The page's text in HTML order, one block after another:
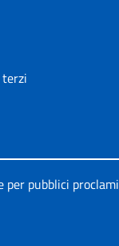
pubblici proclami